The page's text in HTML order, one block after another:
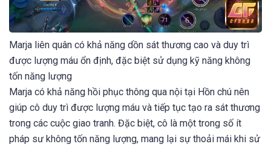
Marja liên quân có khả năng dồn sát thương cao và duy trì
được lượng máu ổn định, đặc biệt sử dụng kỹ năng không
tốn năng lượng
Marja có khả năng hồi phục thông qua nội tại Hồn chú nên
giúp cô duy trì được lượng máu và tiếp tục tạo ra sát thương
trong các cuộc giao tranh. Đặc biệt, cô là một trong số ít
pháp sư không tốn năng lượng, mang lại sự thoải mái khi sử